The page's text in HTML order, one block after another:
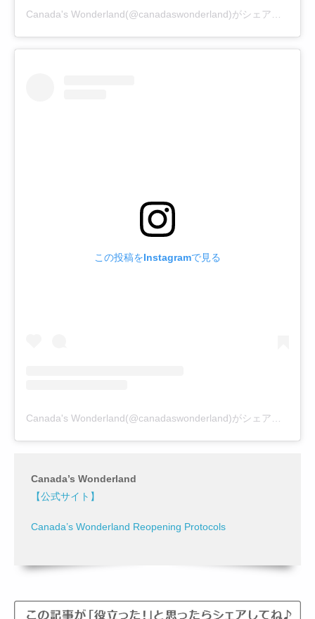
この投稿をInstagramで見る
Canada’s Wonderland
【公式サイト】
Canada’s Wonderland Reopening Protocols